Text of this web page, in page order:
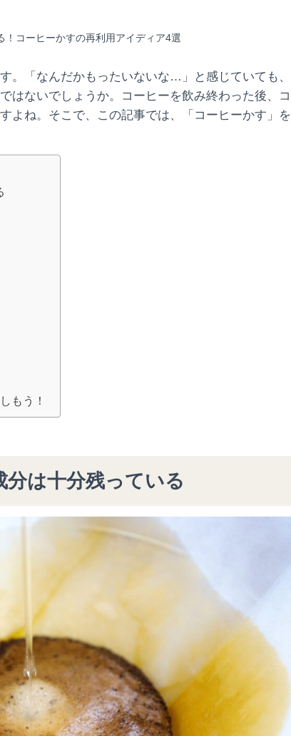
！コーヒーかすの再利用アイディア4選
。「なんだかもったいないな…」と感じていても、
はないでしょうか。コーヒーを飲み終わった後、コ
よね。そこで、この記事では、「コーヒーかす」を
もう！
は十分残っている